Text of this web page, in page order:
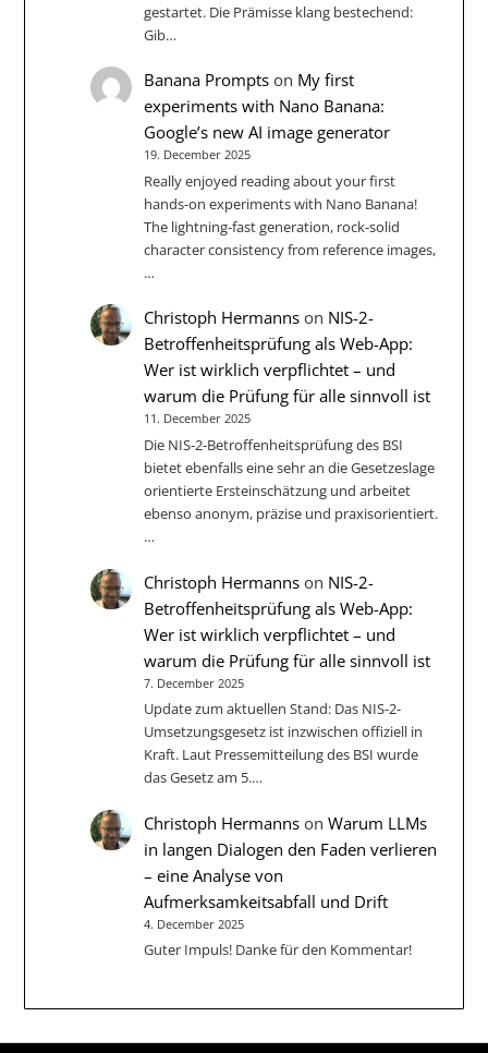
gestartet. Die Prämisse klang bestechend:
Gib…
Banana Prompts on My first
experiments with Nano Banana:
Google’s new AI image generator
19. December 2025
Really enjoyed reading about your first
hands-on experiments with Nano Banana!
The lightning-fast generation, rock-solid
character consistency from reference images,
…
Christoph Hermanns on NIS-2-
Betroffenheitsprüfung als Web-App:
Wer ist wirklich verpflichtet – und
warum die Prüfung für alle sinnvoll ist
11. December 2025
Die NIS‑2-Betroffenheitsprüfung des BSI
bietet ebenfalls eine sehr an die Gesetzeslage
orientierte Ersteinschätzung und arbeitet
ebenso anonym, präzise und praxisorientiert.
…
Christoph Hermanns on NIS-2-
Betroffenheitsprüfung als Web-App:
Wer ist wirklich verpflichtet – und
warum die Prüfung für alle sinnvoll ist
7. December 2025
Update zum aktuellen Stand: Das NIS-2-
Umsetzungsgesetz ist inzwischen offiziell in
Kraft. Laut Pressemitteilung des BSI wurde
das Gesetz am 5.…
Christoph Hermanns onWarum LLMs
in langen Dialogen den Faden verlieren
– eine Analyse von
Aufmerksamkeitsabfall und Drift
4. December 2025
Guter Impuls! Danke für den Kommentar!